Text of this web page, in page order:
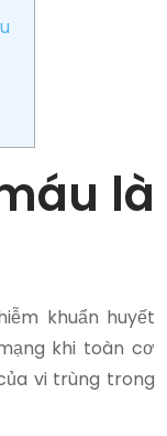
là
khuẩn huyết
khi toàn cơ
vi trùng trong